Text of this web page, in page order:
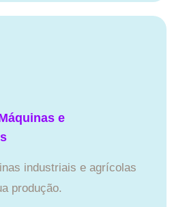
e
industriais e agrícolas
produção.